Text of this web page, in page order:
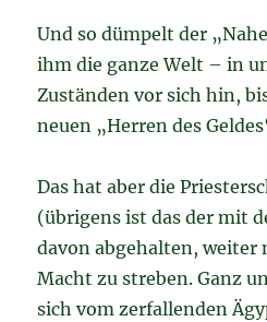
Und so dümpelt der
ihm die ganze Welt – in
Zuständen vor sich hin,
neuen „Herren des
Das hat aber die
(übrigens ist das der mit
davon abgehalten, weiter
Macht zu streben. Ganz
sich vom zerfallenden